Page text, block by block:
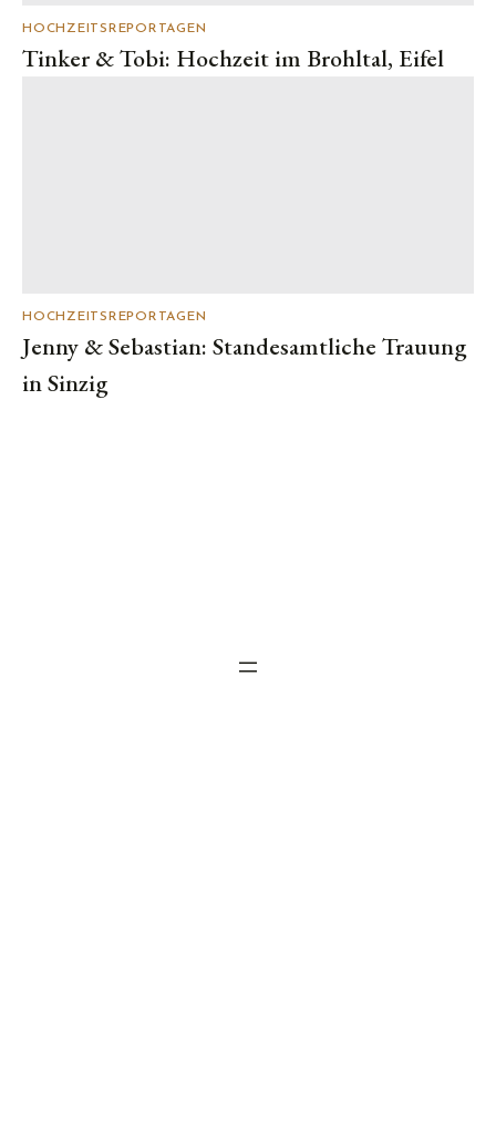
HOCHZEITSREPORTAGEN
Tinker & Tobi: Hochzeit im Brohltal, Eifel
HOCHZEITSREPORTAGEN
Jenny & Sebastian: Standesamtliche Trauung
in Sinzig